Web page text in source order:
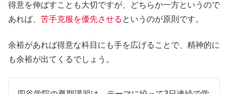
得意を伸ばすことも大切ですが、どちらか一方というので
あれば、 苦手克服を優先させる というのが原則です。
余裕があれば得意な科目にも手を広げることで、精神的に
も余裕が出てくるでしょう。